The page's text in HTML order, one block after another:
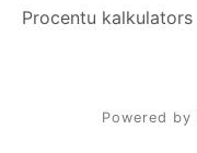
Procentu kalkulators
Powered by